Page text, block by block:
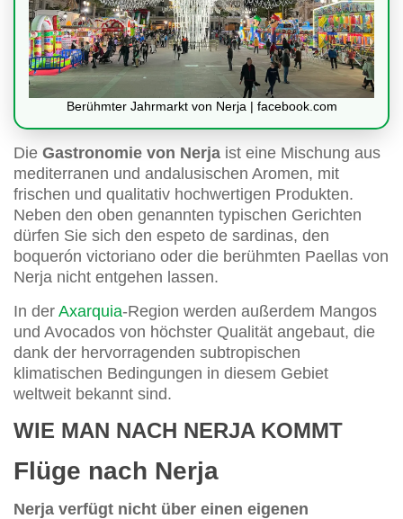
Berühmter Jahrmarkt von Nerja | facebook.com
Die Gastronomie von Nerja ist eine Mischung aus
mediterranen und andalusischen Aromen, mit
frischen und qualitativ hochwertigen Produkten.
Neben den oben genannten typischen Gerichten
dürfen Sie sich den espeto de sardinas, den
boquerón victoriano oder die berühmten Paellas von
Nerja nicht entgehen lassen.
In der Axarquia-Region werden außerdem Mangos
und Avocados von höchster Qualität angebaut, die
dank der hervorragenden subtropischen
klimatischen Bedingungen in diesem Gebiet
weltweit bekannt sind.
WIE MAN NACH NERJA KOMMT
Flüge nach Nerja
Nerja verfügt nicht über einen eigenen